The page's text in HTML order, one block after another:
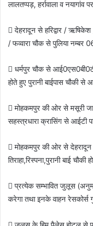
लालतप्पड़, हर्रावाला व नयागांव
 देहरादून से हरिद्वार /
/ फव्वारा चौक से पुलिया नम्बर
 धर्मपुर चौक से
होते हुए पुरानी बाईपास चौकी
 मोहकमपुर की ओर से मसूरी
सहस्त्रधारा क्रासिंग से आईटी
 मोहकमपुर की ओर से देहरादून
तिराहा,रिस्पना,पुरानी बाई
 प्रत्येक सम्भावित जुलूस
करेगा तथा इनके वाहन रेसकोर्स